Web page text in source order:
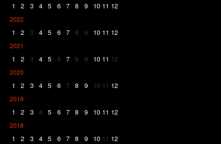
1 2 3 4 5 6 7 8 9 10 11 12
2022
1 2 3 4 5 6 7 8 9 10 11 12
2021
1 2 3 4 5 6 7 8 9 10 11 12
2020
1 2 3 4 5 6 7 8 9 10 11 12
2019
1 2 3 4 5 6 7 8 9 10 11 12
2018
1 2 3 4 5 6 7 8 9 10 11 12